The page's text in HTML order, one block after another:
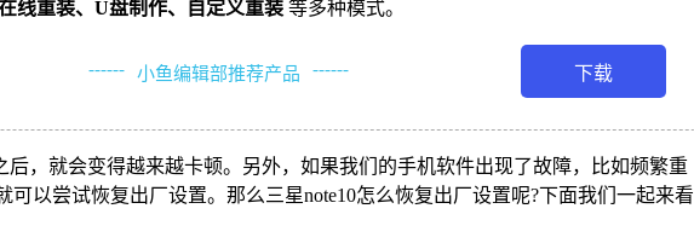
线重装、 U盘制作、 自定义重装 等多种模式。
------ 小鱼编辑部推荐产品 ------ 下载
后，就会变得越来越卡顿。另外，如果我们的手机软件出现了故障，比如频繁重
可以尝试恢复出厂设置。那么三星note10怎么恢复出厂设置呢?下面我们一起来看